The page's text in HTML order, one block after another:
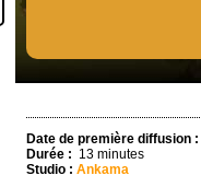
Date de première diffusion :
Durée : 13 minutes
Studio : Ankama